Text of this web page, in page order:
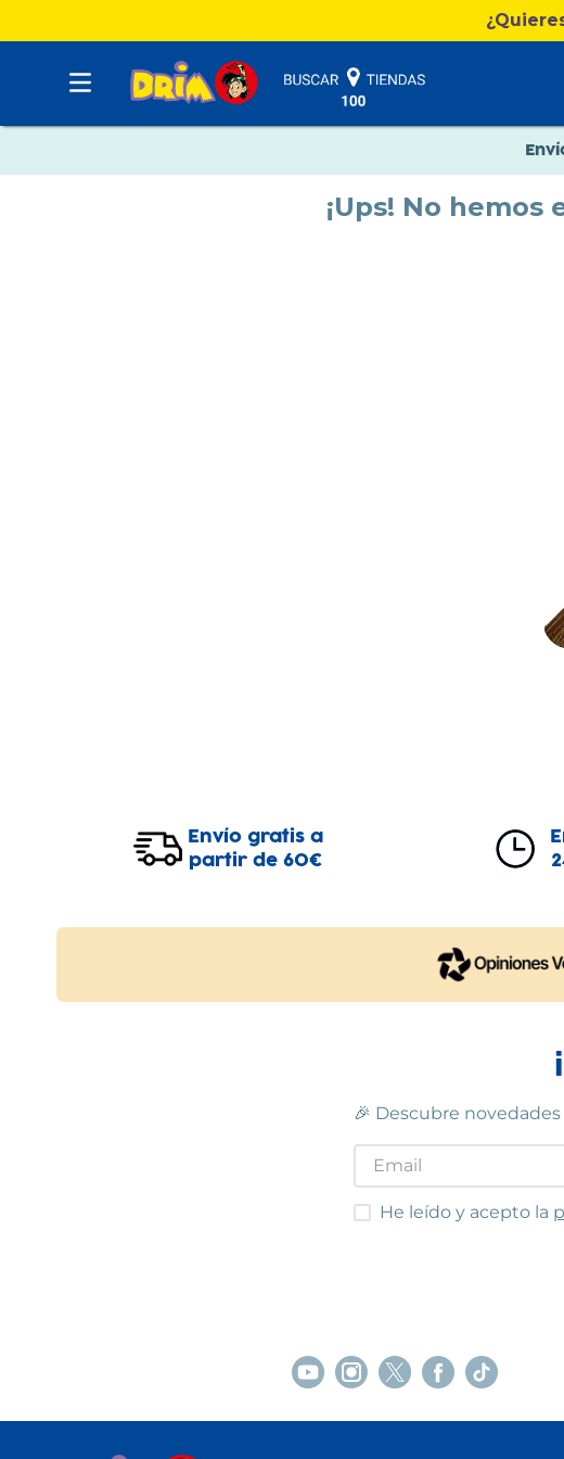
¡Ups! No
Envío gratis a
partir de 60€
🎉 Descubre novedades
He leído y acepto las
He leído y acepto la